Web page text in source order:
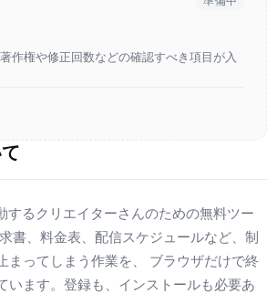
作権や修正回数などの確認すべき項目が入
るクリエイターさんのための無料ツー
書、料金表、配信スケジュールなど、制
まってしまう作業を、 ブラウザだけで終
います。登録も、インストールも必要あ